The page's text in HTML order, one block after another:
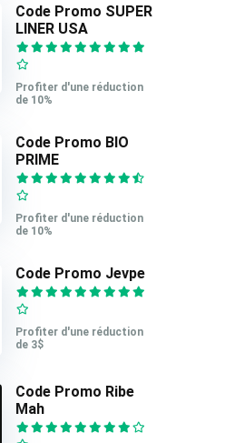
Code Promo SUPER
LINER USA
Profiter d'une réduction
de 10%
Code Promo BIO
PRIME
Profiter d'une réduction
de 10%
Code Promo Jevpe
Profiter d'une réduction
de 3$
Code Promo Ribe
Mah